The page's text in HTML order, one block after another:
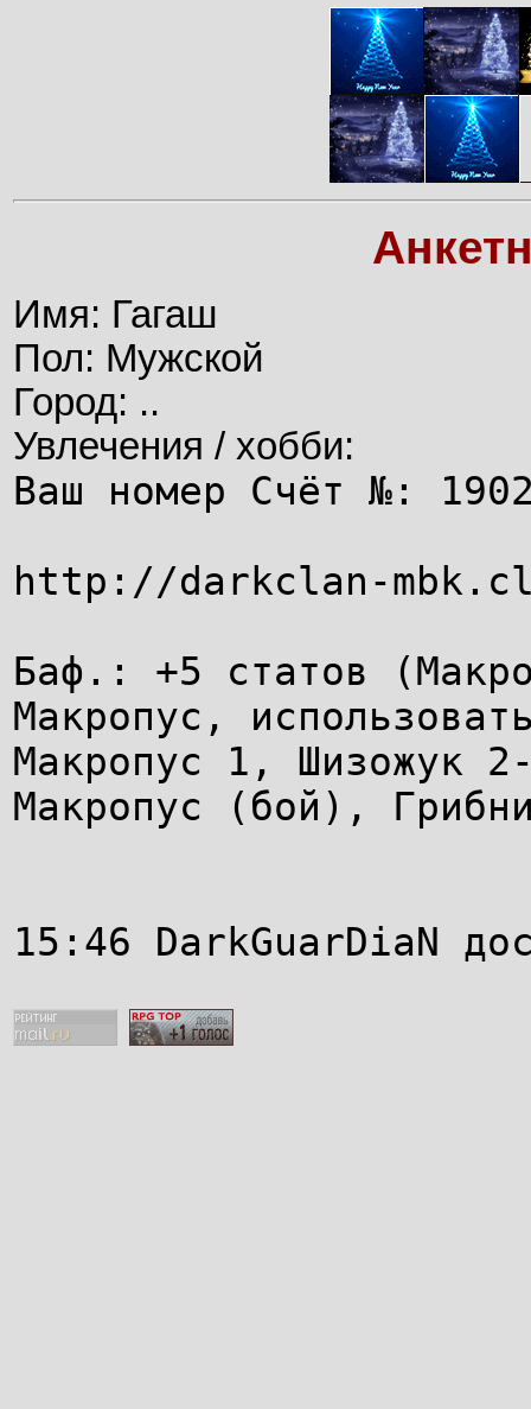
Имя: Гагаш
Пол: Мужской
Город: ..
Увлечения / хобби:
Ваш номер Счёт №:
http://darkclan-
Баф.: +5 статов
Макропус,
Макропус 1, Шизожук
Макропус (бой),
15:46 DarkGuarDiaN